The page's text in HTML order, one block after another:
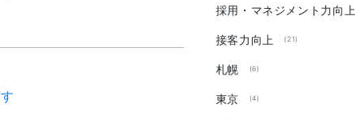
採用・マネジメント力向上
接客力向上 (21)
札幌 (6)
東京 (4)